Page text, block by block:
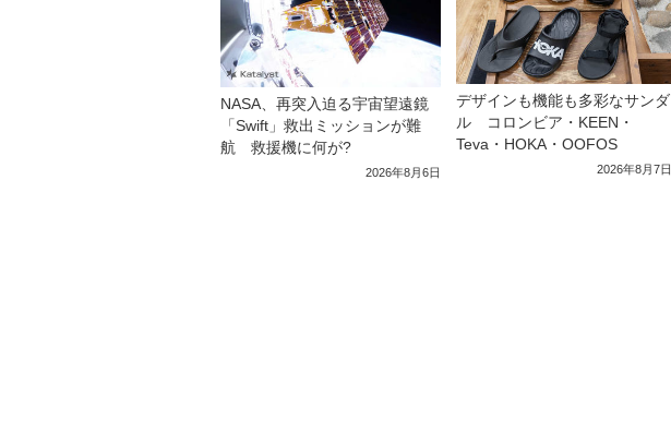
NASA、再突入迫る宇宙望遠鏡
「Swift」救出ミッションが難
航 救援機に何が?
2026年8月6日
デザインも機能も多彩なサンダ
ル コロンビア・KEEN・
Teva・HOKA・OOFOS
2026年8月7日